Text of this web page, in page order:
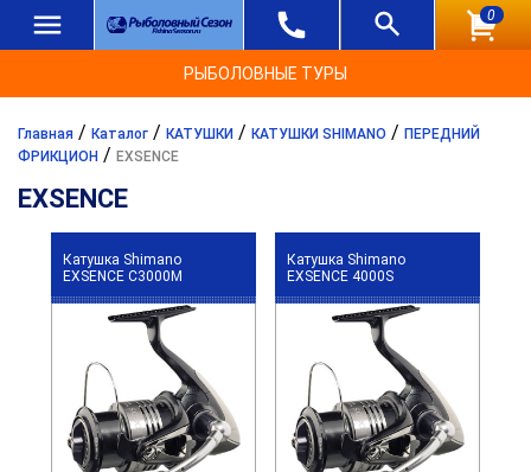
0
РЫБОЛОВНЫЕ ТУРЫ
Главная / Каталог / КАТУШКИ / КАТУШКИ SHIMANO / ПЕРЕДНИЙ
ФРИКЦИОН / EXSENCE
EXSENCE
Катушка Shimano
EXSENCE C3000M
Катушка Shimano
EXSENCE 4000S